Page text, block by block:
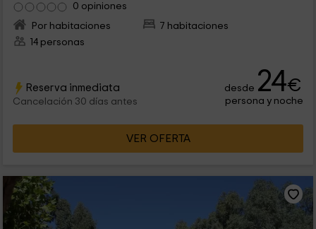
0 opiniones
Por habitaciones
7 habitaciones
14 personas
Reserva inmediata
Cancelación 30 días antes
desde 24€
persona y noche
VER OFERTA